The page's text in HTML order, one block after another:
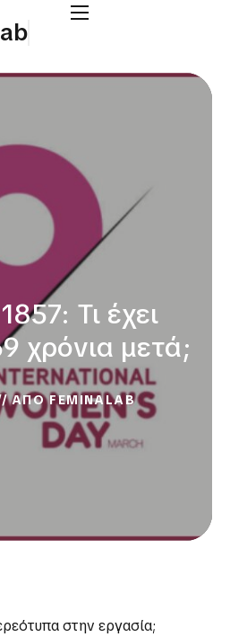
Τι έχει
χρόνια μετά;
ΑΠΟFEMINALAB
στην εργασία;